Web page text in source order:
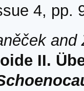
4, pp.
and
II.